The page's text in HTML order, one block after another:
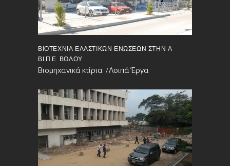
ΒΙΟΤΕΧΝΊΑ ΕΛΑΣΤΙΚΏΝ ΕΝΏΣΕΩΝ ΣΤΗΝ Α’
ΒΙ.Π.Ε. ΒΌΛΟΥ
Βιομηχανικά κτίρια Λοιπά Έργα